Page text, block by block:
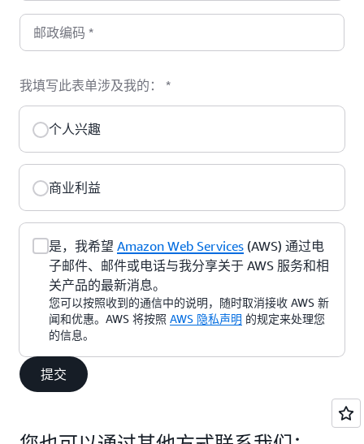
邮政编码 *
我填写此表单涉及我的： *
个人兴趣
商业利益
是，我希望 Amazon Web Services (AWS) 通过电
子邮件、邮件或电话与我分享关于 AWS 服务和相
关产品的最新消息。
您可以按照收到的通信中的说明，随时取消接收 AWS 新
闻和优惠。AWS 将按照 AWS 隐私声明 的规定来处理您
的信息。
提交